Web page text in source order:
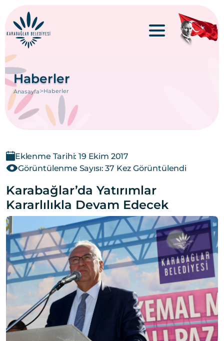
Haberler
Anasayfa>Haberler
Eklenme Tarihi: 19 Ekim 2017
Görüntülenme Sayısı: 37 Kez Görüntülendi
Karabağlar’da Yatırımlar
Kararlılıkla Devam Edecek